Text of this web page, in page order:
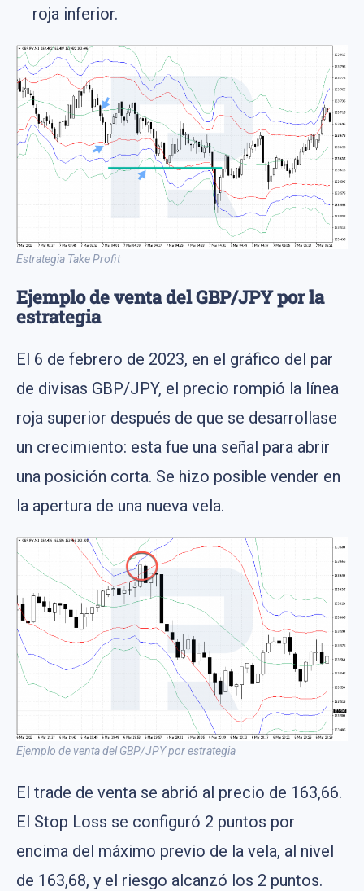
roja inferior.
Estrategia Take Profit
Ejemplo de venta del GBP/JPY por la
estrategia
El 6 de febrero de 2023, en el gráfico del par
de divisas GBP/JPY, el precio rompió la línea
roja superior después de que se desarrollase
un crecimiento: esta fue una señal para abrir
una posición corta. Se hizo posible vender en
la apertura de una nueva vela.
Ejemplo de venta del GBP/JPY por estrategia
El trade de venta se abrió al precio de 163,66.
El Stop Loss se configuró 2 puntos por
encima del máximo previo de la vela, al nivel
de 163,68, y el riesgo alcanzó los 2 puntos.